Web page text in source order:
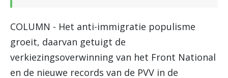
COLUMN - Het anti-immigratie populisme
groeit, daarvan getuigt de
verkiezingsoverwinning van het Front National
en de nieuwe records van de PVV in de